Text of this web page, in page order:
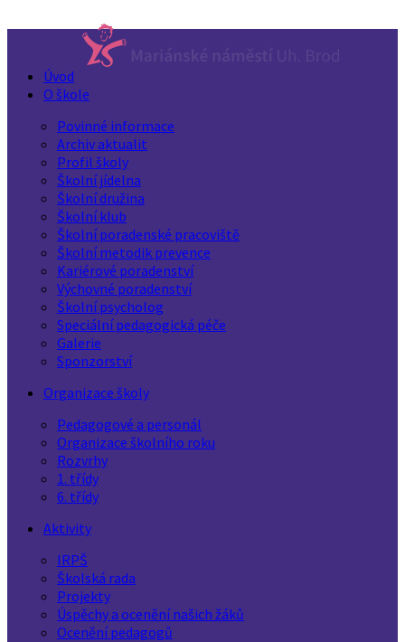
Úvod
O škole
Povinné informace
Archiv aktualit
Profil školy
Školní jídelna
Školní družina
Školní klub
Školní poradenské pracoviště
Školní metodik prevence
Kariérové poradenství
Výchovné poradenství
Školní psycholog
Speciální pedagogická péče
Galerie
Sponzorství
Organizace školy
Pedagogové a personál
Organizace školního roku
Rozvrhy
1. třídy
6. třídy
Aktivity
IRPŠ
Školská rada
Projekty
Úspěchy a ocenění našich žáků
Ocenění pedagogů